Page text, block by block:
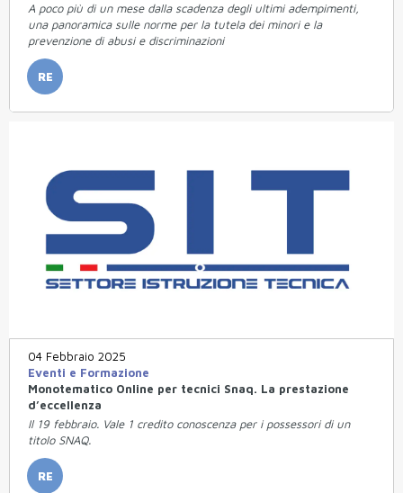
A poco più di un mese dalla scadenza degli ultimi adempimenti,
una panoramica sulle norme per la tutela dei minori e la
prevenzione di abusi e discriminazioni
RE
04 Febbraio 2025
Eventi e Formazione
Monotematico Online per tecnici Snaq. La prestazione
d’eccellenza
Il 19 febbraio. Vale 1 credito conoscenza per i possessori di un
titolo SNAQ.
RE